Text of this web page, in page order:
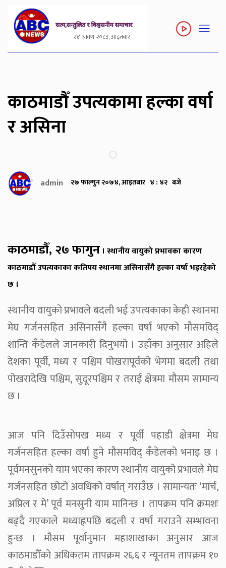
२४ श्रावण २०८३, आइतबार
काठमाडौँ उपत्यकामा हल्का वर्षा
र असिना
admin २७ फाल्गुन २०७४, आइतबार ४ : ४२ बजे
काठमाडौँ, २७ फागुन । स्थानीय वायुको प्रभावका कारण
काठमाडौँ उपत्यकाका कतिपय स्थानमा असिनासँगै हल्का वर्षा भइरहेको
छ ।
स्थानीय वायुको प्रभावले बदली भई उपत्यकाका केही स्थानमा
मेघ गर्जनसहित असिनासँगै हल्का वर्षा भएको मौसमविद्
शान्ति कँडेलले जानकारी दिनुभयो । उहाँका अनुसार अहिले
देशका पूर्वी, मध्य र पश्चिम पोखरापूर्वको भेगमा बदली तथा
पोखरादेखि पश्चिम, सुदूरपश्चिम र तराई क्षेत्रमा मौसम सामान्य
छ ।
आज पनि दिउँसोपख मध्य र पूर्वी पहाडी क्षेत्रमा मेघ
गर्जनसहित हल्का वर्षा हुने मौसमविद् कँडेलको भनाइ छ ।
पूर्वमनसुनको याम भएका कारण स्थानीय वायुको प्रभावले मेघ
गर्जनसहित छोटो अवधिको वर्षात् गराउँछ । सामान्यतः ‘मार्च,
अप्रिल र मे’ पूर्व मनसुनी याम मानिन्छ । तापक्रम पनि क्रमशः
बढ्दै गएकाले मध्याह्नपछि बदली र वर्षा गराउने सम्भावना
हुन्छ । मौसम पूर्वानुमान महाशाखाका अनुसार आज
काठमाडौँको अधिकतम तापक्रम २६.६ र न्यूनतम तापक्रम १०